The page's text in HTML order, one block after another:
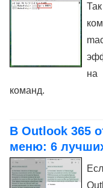
на
команд.
В Outlook 365
меню: 6